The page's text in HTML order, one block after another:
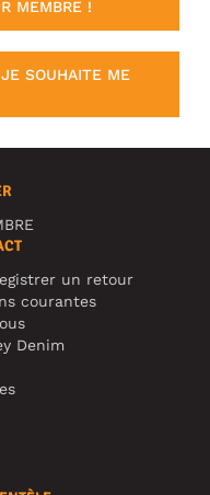
MEMBRE !
SOUHAITE ME
un retour
courantes
Denim